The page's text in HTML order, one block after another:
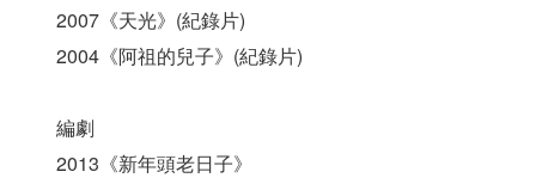
2007《天光》(紀錄片)
2004《阿祖的兒子》(紀錄片)
編劇
2013《新年頭老日子》